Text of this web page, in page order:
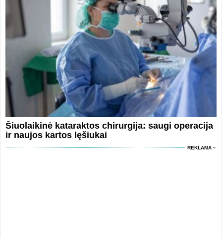
Šiuolaikinė kataraktos chirurgija: saugi operacija
ir naujos kartos lęšiukai
REKLAMA